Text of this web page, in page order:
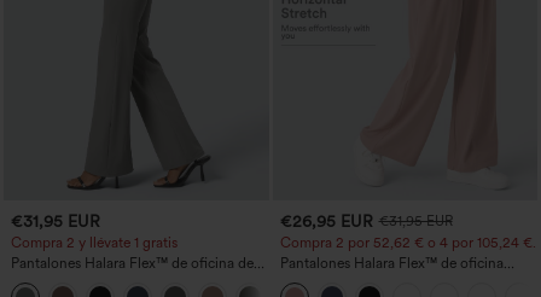
€31,95 EUR
Compra 2 y llévate 1 gratis
Pantalones Halara Flex™ de oficina de
tiro alto ligeramente acampanados con
€26,95 EUR €31,95 EUR
Compra 2 por 52,62 € o 4 por 105,24 €.
Pantalones Halara Flex™ de oficina
anchos plisados de tiro alto con bolsillos